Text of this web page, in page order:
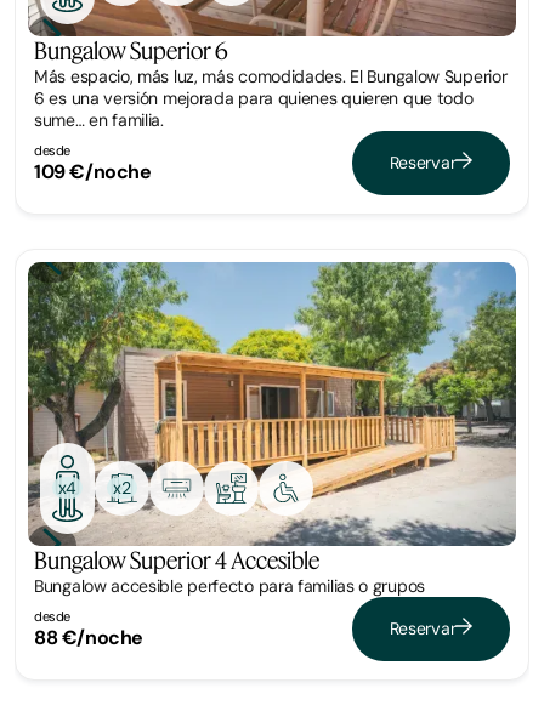
Bungalow Superior 6
Más espacio, más luz, más comodidades. El Bungalow Superior
6 es una versión mejorada para quienes quieren que todo
sume… en familia.
desde
109 €/noche Reservar
Bungalow
x4 x2
Bungalow Superior 4 Accesible
Bungalow accesible perfecto para familias o grupos
desde
88 €/noche Reservar